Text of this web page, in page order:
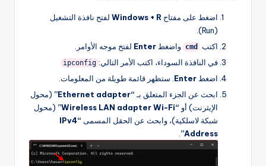
اضغط على مفتاح Windows + R لفتح نافذة التشغيل
(Run).
اكتب
cmd واضغط Enter لفتح موجه الأوامر.
في النافذة السوداء، اكتب الأمر التالي: ipconfig
اضغط Enter. ستظهر قائمة طويلة من المعلومات.
ابحث عن الجزء المتعلق بـ“Ethernet adapter”
(محول
الإيثرنت) أو “Wireless LAN adapter Wi-Fi”
(محول
شبكة لاسلكية)، وابحث عن الحقل المسمى
“IPv4
Address”
.